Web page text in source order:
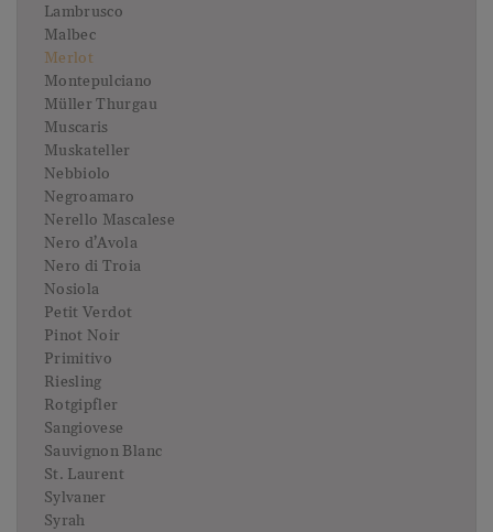
Lambrusco
Malbec
Merlot
Montepulciano
Müller Thurgau
Muscaris
Muskateller
Nebbiolo
Negroamaro
Nerello Mascalese
Nero d’Avola
Nero di Troia
Nosiola
Petit Verdot
Pinot Noir
Primitivo
Riesling
Rotgipfler
Sangiovese
Sauvignon Blanc
St. Laurent
Sylvaner
Syrah